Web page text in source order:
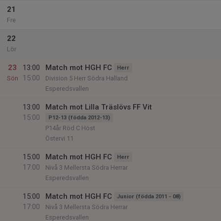
21
Fre
22
Lör
23
Sön
13:00
15:00
Match mot HGH FC Herr
Division 5 Herr Södra Halland
Esperedsvallen
13:00
15:00
Match mot Lilla Träslövs FF Vit
P12-13 (födda 2012-13)
P14år Röd C Höst
Östervi 11
15:00
17:00
Match mot HGH FC Herr
Nivå 3 Mellersta Södra Herrar
Esperedsvallen
15:00
17:00
Match mot HGH FC Junior (födda 2011 - 08)
Nivå 3 Mellersta Södra Herrar
Esperedsvallen